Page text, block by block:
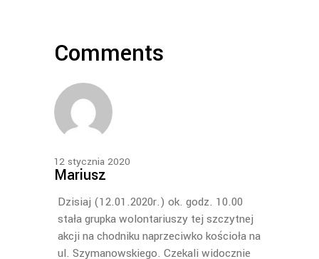
Comments
12 stycznia 2020
Mariusz
Dzisiaj (12.01.2020r.) ok. godz. 10.00
stała grupka wolontariuszy tej szczytnej
akcji na chodniku naprzeciwko kościoła na
ul. Szymanowskiego. Czekali widocznie